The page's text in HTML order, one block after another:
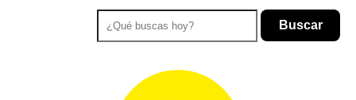
Buscar